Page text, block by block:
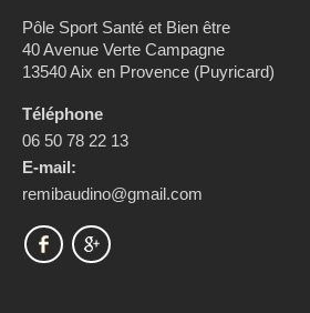
Pôle Sport Santé et Bien être
40 Avenue Verte Campagne
13540 Aix en Provence (Puyricard)
Téléphone
06 50 78 22 13
E-mail:
remibaudino@gmail.com